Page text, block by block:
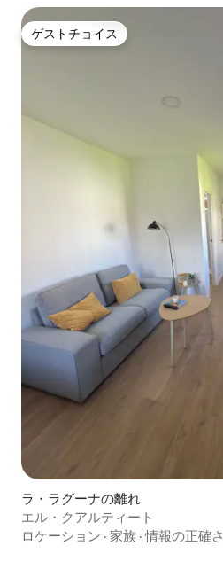
ゲストチョイス
ゲストチョイス
ラ・ラグーナの離れ
エル・クアルティート
ロケーション · 家族 ·情報の正確さ